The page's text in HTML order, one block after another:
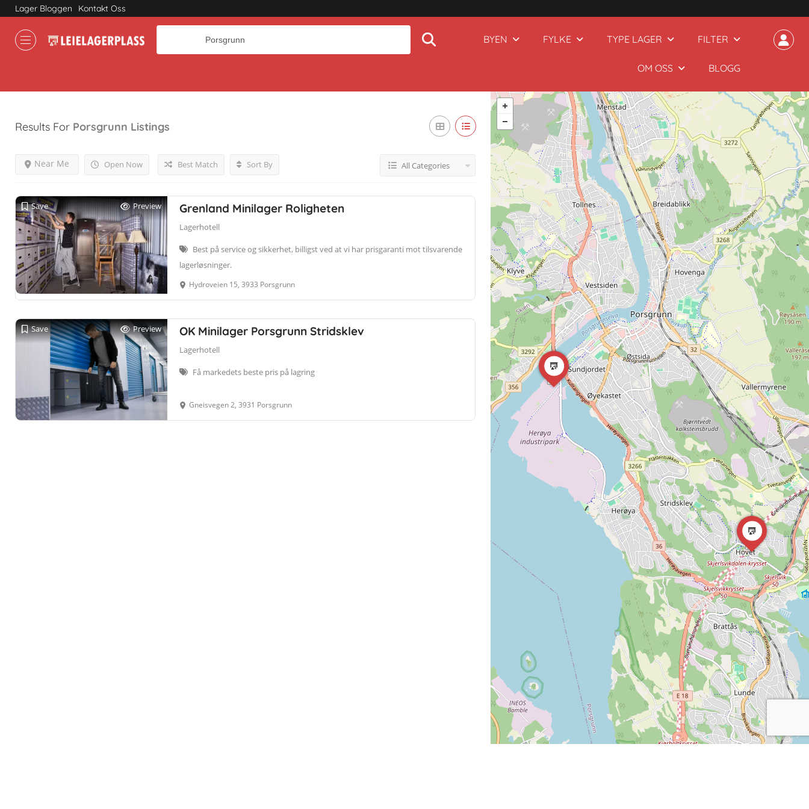
Lager Bloggen Kontakt Oss
BYEN FYLKE TYPE LAGER FILTER
OM OSS BLOGG
Results For Porsgrunn Listings
Open Now
Near Me Best Match Sort By All Categories
Save Preview Grenland Minilager Roligheten
Lagerhotell
Best på service og sikkerhet, billigst ved at vi har prisgaranti mot tilsvarende
lagerløsninger.
Hydroveien 15, 3933 Porsgrunn
Save Preview OK Minilager Porsgrunn Stridsklev
Lagerhotell
Få markedets beste pris på lagring
Gneisvegen 2, 3931 Porsgrunn